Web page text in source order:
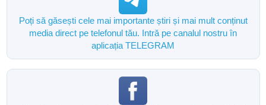
Poți să găsești cele mai importante știri și mai mult conținut
media direct pe telefonul tău. Intră pe canalul nostru în
aplicația TELEGRAM